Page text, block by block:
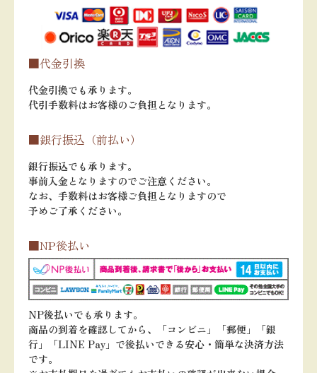
■代金引換
代金引換でも承ります。
代引手数料はお客様のご負担となります。
■銀行振込（前払い）
銀行振込でも承ります。
事前入金となりますのでご注意ください。
なお、手数料はお客様ご負担となりますので
予めご了承ください。
■NP後払い
NP後払いでも承ります。
商品の到着を確認してから、「コンビニ」「郵便」「銀
行」「LINE Pay」で後払いできる安心・簡単な決済方法
です。